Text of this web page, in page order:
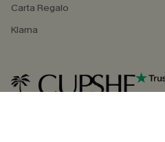
Carta Regalo
Klarna